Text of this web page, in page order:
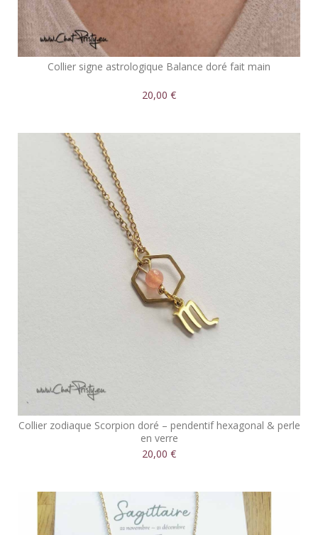
Collier signe astrologique Balance doré fait main
20,00 €
Collier zodiaque Scorpion doré – pendentif hexagonal & perle
en verre
20,00 €